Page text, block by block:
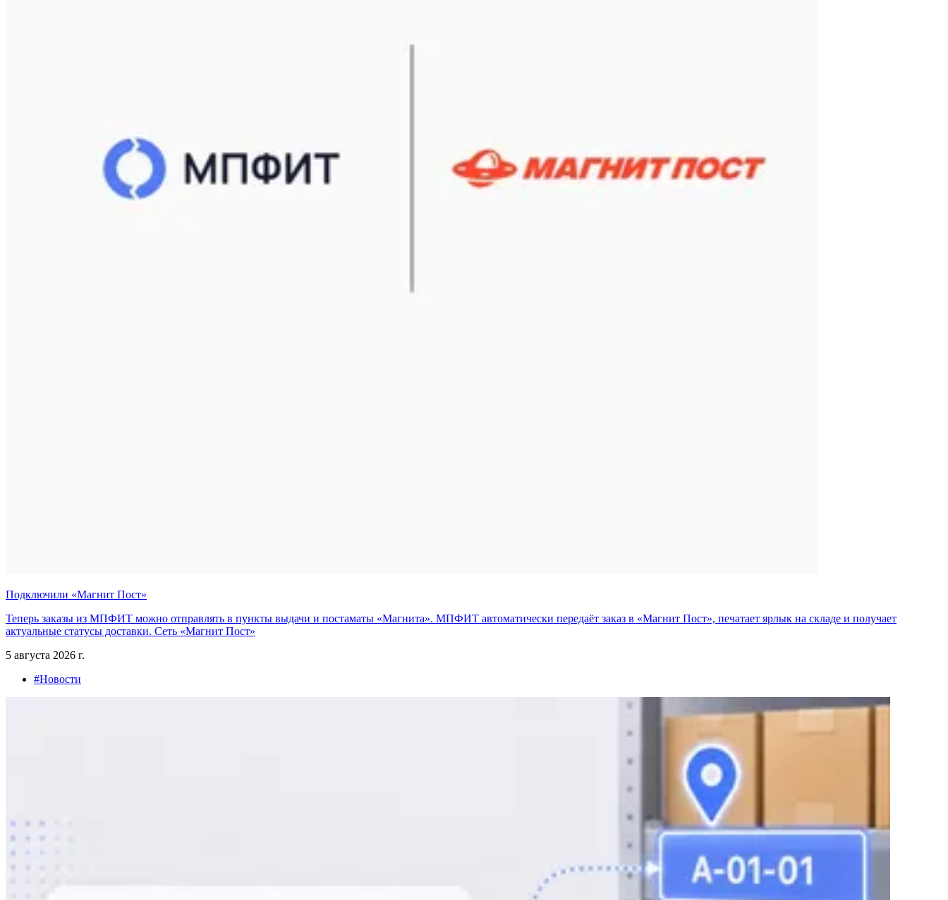
Подключили «Магнит Пост»
Теперь заказы из МПФИТ можно отправлять в пункты выдачи и постаматы «Магнита». МПФИТ автоматически передаёт заказ в «Магнит Пост», печатает ярлык на складе и получает
актуальные статусы доставки. Сеть «Магнит Пост»
5 августа 2026 г.
#Новости